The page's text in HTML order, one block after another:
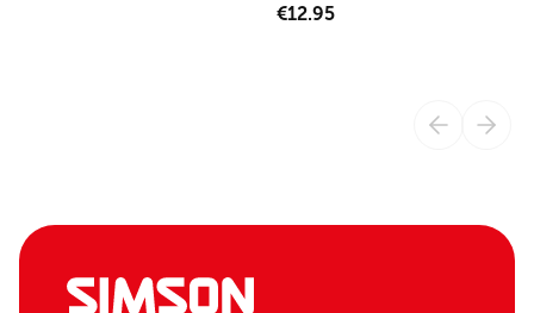
€12.95